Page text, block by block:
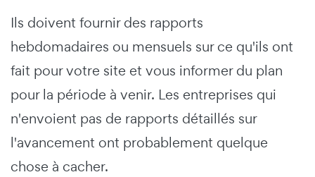
Ils doivent fournir des rapports
hebdomadaires ou mensuels sur ce qu'ils ont
fait pour votre site et vous informer du plan
pour la période à venir. Les entreprises qui
n'envoient pas de rapports détaillés sur
l'avancement ont probablement quelque
chose à cacher.